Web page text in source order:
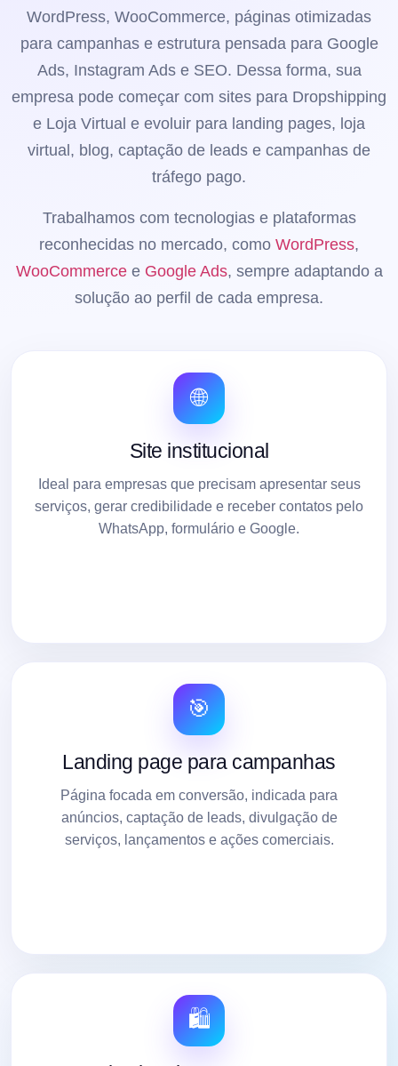
WordPress, WooCommerce, páginas otimizadas
para campanhas e estrutura pensada para Google
Ads, Instagram Ads e SEO. Dessa forma, sua
empresa pode começar com sites para Dropshipping
e Loja Virtual e evoluir para landing pages, loja
virtual, blog, captação de leads e campanhas de
tráfego pago.
Trabalhamos com tecnologias e plataformas
reconhecidas no mercado, como WordPress,
WooCommercee Google Ads, sempre adaptando a
solução ao perfil de cada empresa.
🌐
Site institucional
Ideal para empresas que precisam apresentar seus
serviços, gerar credibilidade e receber contatos pelo
WhatsApp, formulário e Google.
🎯
Landing page para campanhas
Página focada em conversão, indicada para
anúncios, captação de leads, divulgação de
serviços, lançamentos e ações comerciais.
🛍️